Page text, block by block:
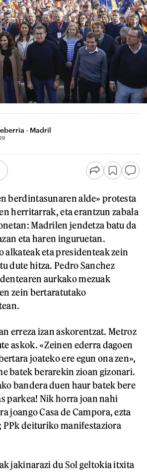
- Madril
berdintasunaren alde» protesta
herritarrak, eta erantzun zabala
Madrilen jendetza batu da
eta haren inguruetan.
alkateak eta presidenteak zein
dute hitza. Pedro Sanchez
aurkako mezuak
zein bertaratutako
erreza izan askorentzat. Metroz
askok. «Zeinen ederra dagoen
joateko ere egun ona zen»,
batek berarekin zioan gizonari.
bandera duen haur batek bere
parkea! Nik horra joan nahi
joango Casa de Campora, ezta
PPk deituriko manifestaziora
jakinarazi du Sol geltokia itxita